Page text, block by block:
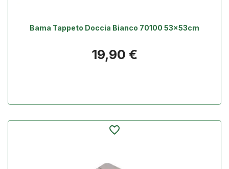
Bama Tappeto Doccia Bianco 70100 53x53cm
Prezzo
19,90 €